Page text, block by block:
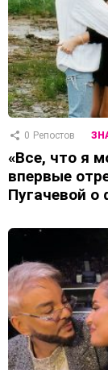
0 Репостов
«Все, что я
впервые
Пугачевой о